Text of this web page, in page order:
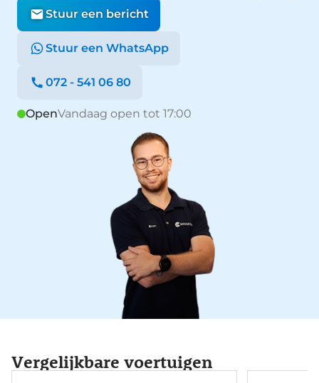
Stuur een bericht
Stuur een WhatsApp
072 - 541 06 80
OpenVandaag open tot 17:00
Vergelijkbare voertuigen